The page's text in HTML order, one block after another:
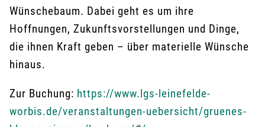
Wünschebaum. Dabei geht es um ihre
Hoffnungen, Zukunftsvorstellungen und Dinge,
die ihnen Kraft geben – über materielle Wünsche
hinaus.
Zur Buchung: https://www.lgs-leinefelde-
worbis.de/veranstaltungen-uebersicht/gruenes-